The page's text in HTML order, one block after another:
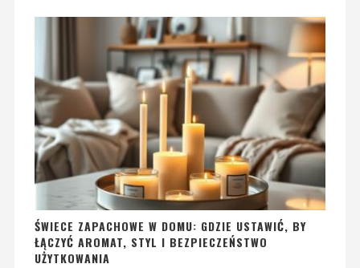
ŚWIECE ZAPACHOWE W DOMU: GDZIE USTAWIĆ, BY
ŁĄCZYĆ AROMAT, STYL I BEZPIECZEŃSTWO
UŻYTKOWANIA